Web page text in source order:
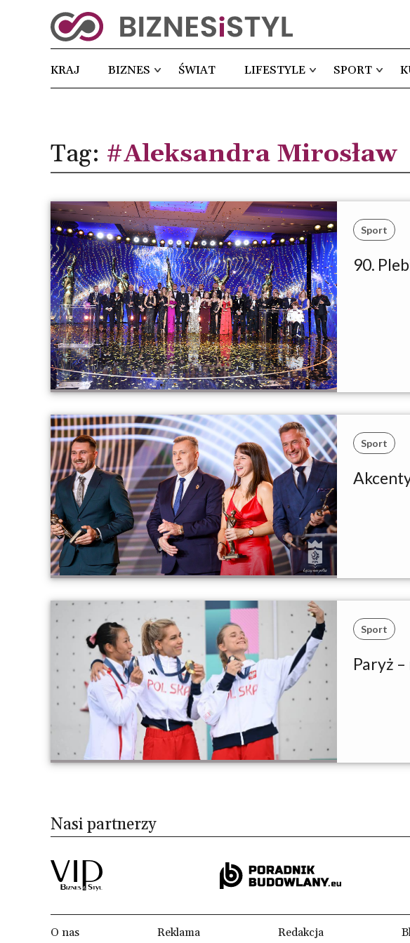
KRAJ BIZNES ŚWIAT LIFESTYLE SPORT
Tag: #Aleksandra Mirosław
Sport
90.
Sport
Sport
Paryż
Nasi partnerzy
O nas Reklama Redakcja